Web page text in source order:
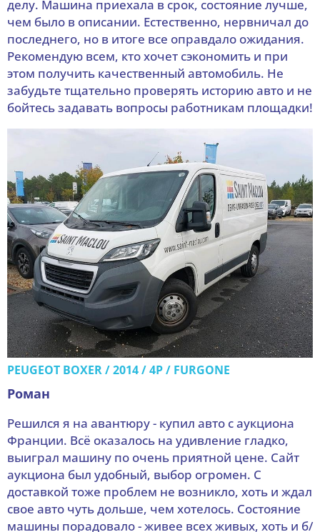
делу. Машина приехала в срок, состояние лучше,
чем было в описании. Естественно, нервничал до
последнего, но в итоге все оправдало ожидания.
Рекомендую всем, кто хочет сэкономить и при
этом получить качественный автомобиль. Не
забудьте тщательно проверять историю авто и не
бойтесь задавать вопросы работникам площадки!
PEUGEOT BOXER / 2014 / 4P / FURGONE
Роман
Решился я на авантюру - купил авто с аукциона
Франции. Всё оказалось на удивление гладко,
выиграл машину по очень приятной цене. Сайт
аукциона был удобный, выбор огромен. С
доставкой тоже проблем не возникло, хоть и ждал
свое авто чуть дольше, чем хотелось. Состояние
машины порадовало - живее всех живых, хоть и б/